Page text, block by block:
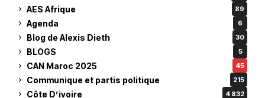
AES Afrique 89
Agenda 6
Blog de Alexis Dieth 30
BLOGS 5
CAN Maroc 2025 45
Communique et partis politique 215
Côte D’ivoire 4 832